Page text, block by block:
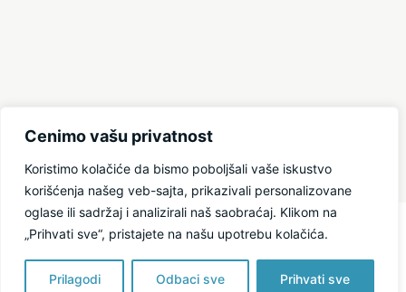
Cenimo vašu privatnost
Koristimo kolačiće da bismo poboljšali vaše iskustvo
korišćenja našeg veb-sajta, prikazivali personalizovane
oglase ili sadržaj i analizirali naš saobraćaj. Klikom na
„Prihvati sve“, pristajete na našu upotrebu kolačića.
Prilagodi Odbaci sve Prihvati sve